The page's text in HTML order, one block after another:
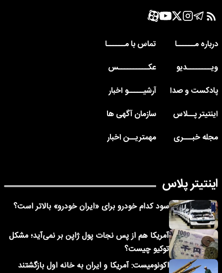
درباره مــــــا
تماس با مــــــا
ویــــــــدیو
عکــــــــــس
پادکست و صدا
آرشیـــــو اخبار
اینتیتر پــلاس
سازمان آگهی ها
مجله خبـــری
مهمتریــن اخبار
اینتیتر پلاس
سود کدام خودرو برای «ایران خودرو» بالاتر است؟
آمریکا هم از پس نجات پول ژاپن بر نمی‌آید؛ مشکل
توکیو چیست؟
اکونومیست: آمریکا و ایران به خانه اول بازگشتند